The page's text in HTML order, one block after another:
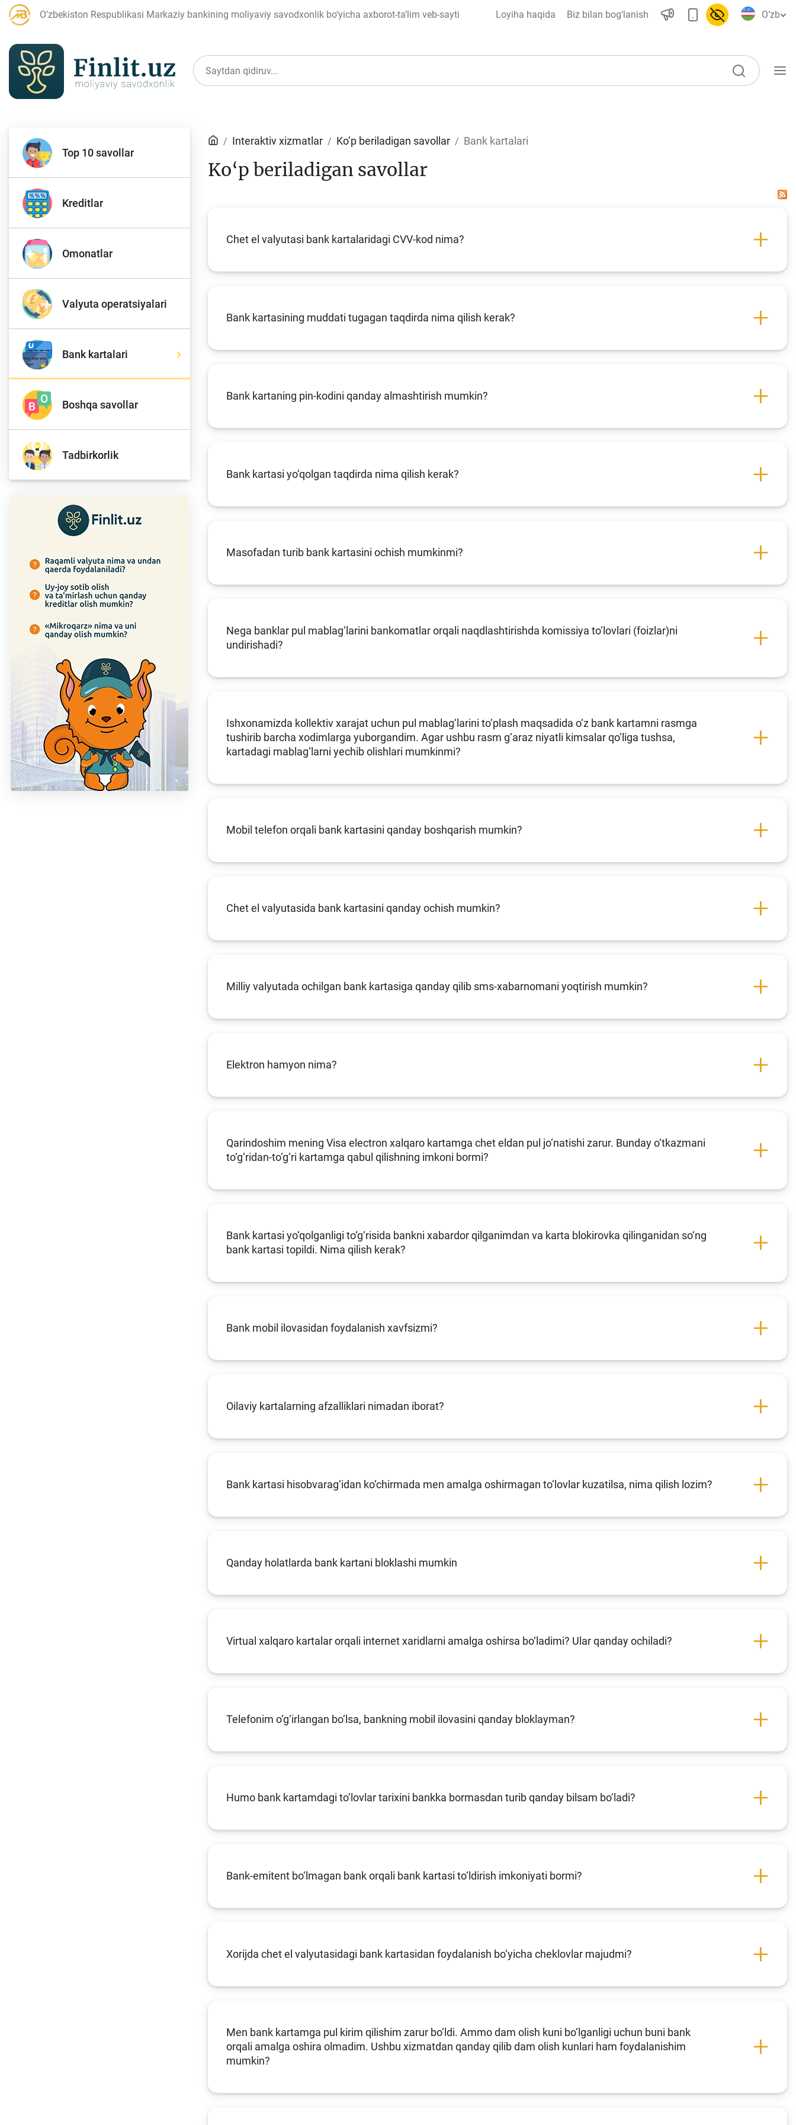
O‘zbekiston Respublikasi Markaziy bankining moliyaviy savodxonlik bo‘yicha axborot-ta’lim veb-sayti Loyiha haqida Biz bilan bog‘lanish O‘zb
Pul
Kredit Budjet
To'lov va o'tkazmalar Moliya bozori
uning elementlari
Moliyaviy xavfsizlik
huquqlari
oʻquv dastur
uchun
So‘rovlar
Kengaytirilgan qidiruv
Top 10 savollar
Kreditlar
Omonatlar
Valyuta operatsiyalari
Bank kartalari
Boshqa savollar
Tadbirkorlik
Interaktiv xizmatlar Ko‘p beriladigan savollar Bank kartalari
Ko‘p beriladigan savollar
Chet el valyutasi bank kartalaridagi CVV-kod nima?
Bank kartasining muddati tugagan taqdirda nima qilish kerak?
Bank kartaning pin-kodini qanday almashtirish mumkin?
Bank kartasi yo‘qolgan taqdirda nima qilish kerak?
Masofadan turib bank kartasini ochish mumkinmi?
Nega banklar pul mablag‘larini bankomatlar orqali naqdlashtirishda komissiya to‘lovlari (foizlar)ni
undirishadi?
Ishxonamizda kollektiv xarajat uchun pul mablag‘larini to‘plash maqsadida o‘z bank kartamni rasmga
tushirib barcha xodimlarga yuborgandim. Agar ushbu rasm g‘araz niyatli kimsalar qo‘liga tushsa,
kartadagi mablag‘larni yechib olishlari mumkinmi?
Mobil telefon orqali bank kartasini qanday boshqarish mumkin?
Chet el valyutasida bank kartasini qanday ochish mumkin?
Milliy valyutada ochilgan bank kartasiga qanday qilib sms-xabarnomani yoqtirish mumkin?
Elektron hamyon nima?
Qarindoshim mening Visa electron xalqaro kartamga chet eldan pul jo‘natishi zarur. Bunday o‘tkazmani
to‘g‘ridan-to‘g‘ri kartamga qabul qilishning imkoni bormi?
Bank kartasi yo‘qolganligi to‘g‘risida bankni xabardor qilganimdan va karta blokirovka qilinganidan so‘ng
bank kartasi topildi. Nima qilish kerak?
Bank mobil ilovasidan foydalanish xavfsizmi?
Oilaviy kartalarning afzalliklari nimadan iborat?
Bank kartasi hisobvarag‘idan ko‘chirmada men amalga oshirmagan to‘lovlar kuzatilsa, nima qilish lozim?
Qanday holatlarda bank kartani bloklashi mumkin
Virtual xalqaro kartalar orqali internet xaridlarni amalga oshirsa bo‘ladimi? Ular qanday ochiladi?
Telefonim o‘g‘irlangan bo‘lsa, bankning mobil ilovasini qanday bloklayman?
Humo bank kartamdagi to‘lovlar tarixini bankka bormasdan turib qanday bilsam bo‘ladi?
Bank-emitent bo‘lmagan bank orqali bank kartasi to‘ldirish imkoniyati bormi?
Xorijda chet el valyutasidagi bank kartasidan foydalanish bo‘yicha cheklovlar majudmi?
Men bank kartamga pul kirim qilishim zarur bo‘ldi. Ammo dam olish kuni bo‘lganligi uchun buni bank
orqali amalga oshira olmadim. Ushbu xizmatdan qanday qilib dam olish kunlari ham foydalanishim
mumkin?